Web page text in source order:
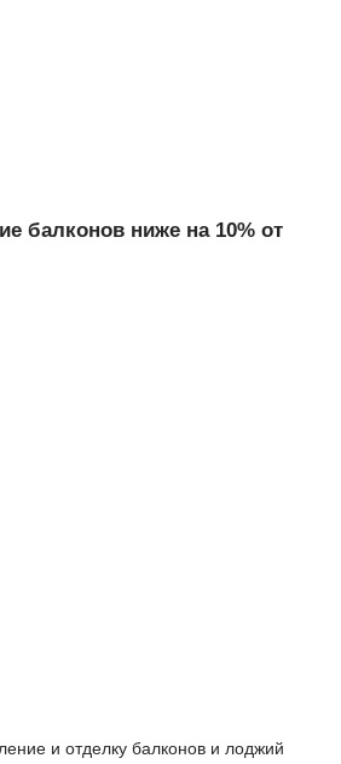
балконов ниже на 10% от
и отделку балконов и лоджий